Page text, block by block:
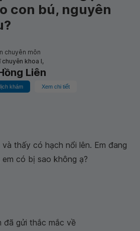
con bú, nguyên
chuyên môn
chuyên khoa I,
Liên
khám Xem chi tiết
và thấy có hạch nổi lên. Em đang
có bị sao không ạ?
đã gửi thắc mắc về